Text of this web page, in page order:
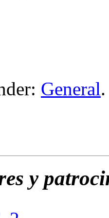
General
y